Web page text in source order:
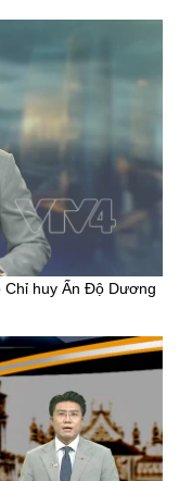
huy Ấn Độ Dương